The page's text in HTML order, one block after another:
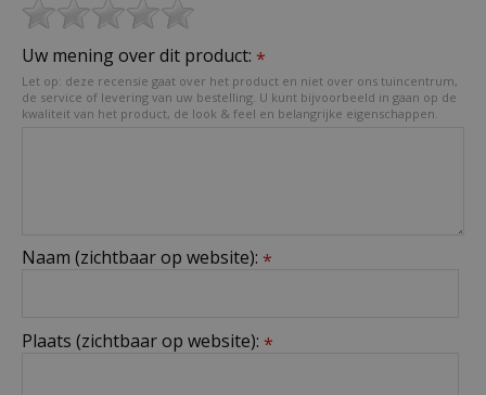
Uw mening over dit product: *
Let op: deze recensie gaat over het product en niet over ons tuincentrum,
de service of levering van uw bestelling. U kunt bijvoorbeeld in gaan op de
kwaliteit van het product, de look & feel en belangrijke eigenschappen.
Naam (zichtbaar op website): *
Plaats (zichtbaar op website): *